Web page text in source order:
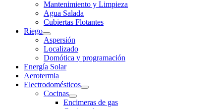
Mantenimiento y Limpieza
Agua Salada
Cubiertas Flotantes
Riego
Aspersión
Localizado
Domótica y programación
Energía Solar
Aerotermia
Electrodomésticos
Cocinas
Encimeras de gas